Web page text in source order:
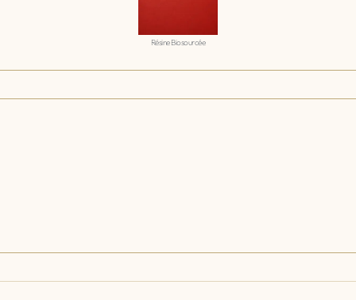
Résine Biosourcée